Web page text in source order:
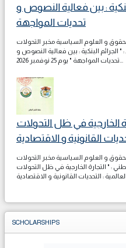
: بين فعالية النصوص و
تحديات المواجهة
و العلوم السياسية مخبر التحولات
الجرائم البنكية : بين فعالية النصوص و
الخارجية في ظل التحولات
القانونية و الاقتصادية
و العلوم السياسية مخبر التحولات
: " التجارة الخارجية في ظل التحولات
SCHOLARSHIPS